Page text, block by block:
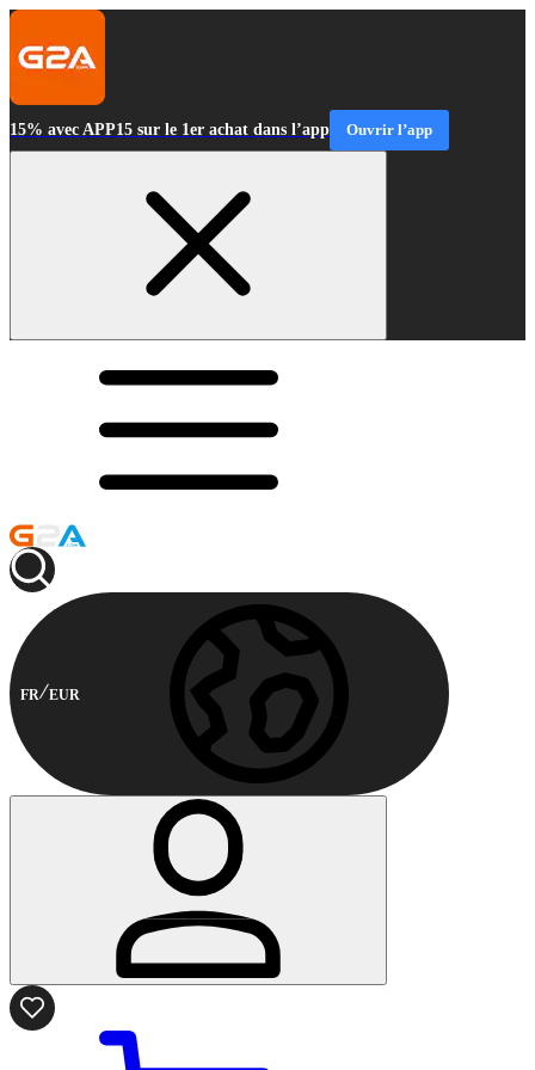
15% avec APP15 sur le 1er achat dans l’app Ouvrir l’app
FR EUR